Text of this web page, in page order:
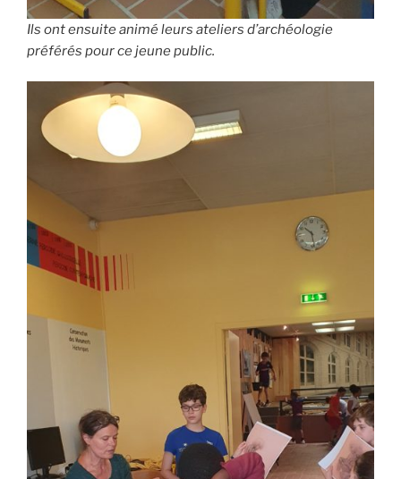
Ils ont ensuite animé leurs ateliers d’archéologie
préférés pour ce jeune public.